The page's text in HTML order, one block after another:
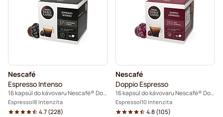
Nescafé
Espresso Intenso
16 kapsúl do kávovaru Nescafé® Dolce Gusto
Espresso 8 Intenzita
4.7(228)
Nescafé
Doppio Espresso
16 kapsúl do kávovaru Nescafé® Dolce Gusto
Espresso 10 Intenzita
4.8(105)